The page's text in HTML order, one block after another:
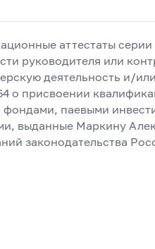
аттестаты
руководителя или
деятельность и/
о присвоении
паевыми
выданные Маркину
законодательства